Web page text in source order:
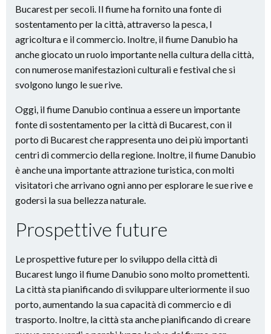
Bucarest per secoli. Il fiume ha fornito una fonte di
sostentamento per la città, attraverso la pesca, l
agricoltura e il commercio. Inoltre, il fiume Danubio ha
anche giocato un ruolo importante nella cultura della città,
con numerose manifestazioni culturali e festival che si
svolgono lungo le sue rive.
Oggi, il fiume Danubio continua a essere un importante
fonte di sostentamento per la città di Bucarest, con il
porto di Bucarest che rappresenta uno dei più importanti
centri di commercio della regione. Inoltre, il fiume Danubio
è anche una importante attrazione turistica, con molti
visitatori che arrivano ogni anno per esplorare le sue rive e
godersi la sua bellezza naturale.
Prospettive future
Le prospettive future per lo sviluppo della città di
Bucarest lungo il fiume Danubio sono molto promettenti.
La città sta pianificando di sviluppare ulteriormente il suo
porto, aumentando la sua capacità di commercio e di
trasporto. Inoltre, la città sta anche pianificando di creare